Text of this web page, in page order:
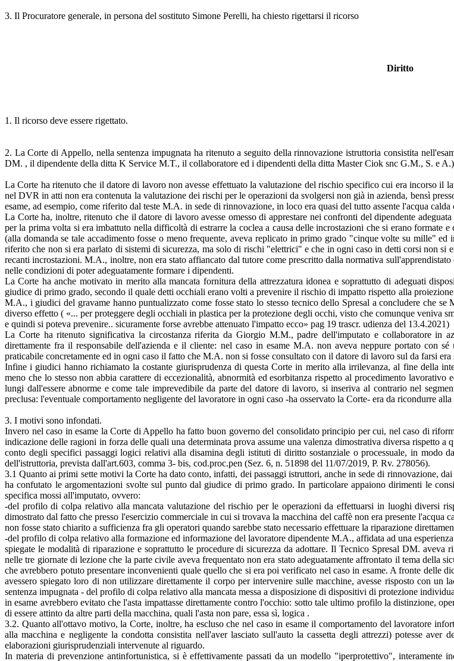
3. Il Procuratore generale, in persona del sostituto Simone Perelli, ha chiesto rigettarsi il ricorso
Diritto
1. Il ricorso deve essere rigettato.
2. La Corte di Appello, nella sentenza impugnata ha ritenuto a seguito della rinnovazione istruttoria consistita
DM. , il dipendente della ditta K Service M.T., il collaboratore ed i dipendenti della ditta Master Ciok snc G.M., S. e
La Corte ha ritenuto che il datore di lavoro non avesse effettuato la valutazione del rischio specifico cui era incorso il
nel DVR in atti non era contenuta la valutazione dei rischi per le operazioni da svolgersi non già in azienda, bensì
esame, ad esempio, come riferito dal teste M.A. in sede di rinnovazione, in loco era quasi del tutto assente l'acqua
La Corte ha, inoltre, ritenuto che il datore di lavoro avesse omesso di apprestare nei confronti del dipendente
per la prima volta si era imbattuto nella difficoltà di estrarre la coclea a causa delle incrostazioni che si erano formate
(alla domanda se tale accadimento fosse o meno frequente, aveva replicato in primo grado "cinque volte su mille"
riferito che non si era parlato di sistemi di sicurezza, ma solo di rischi "elettrici" e che in ogni caso in detti corsi non
recanti incrostazioni. M.A., inoltre, non era stato affiancato dal tutore come prescritto dalla normativa
nelle condizioni di poter adeguatamente formare i dipendenti.
La Corte ha anche motivato in merito alla mancata fornitura della attrezzatura idonea e soprattutto di adeguati
giudice di primo grado, secondo il quale detti occhiali erano volti a prevenire il rischio di impatto rispetto alla
M.A., i giudici del gravame hanno puntualizzato come fosse stato lo stesso tecnico dello Spresal a concludere che
diverso effetto ( «... per proteggere degli occhiali in plastica per la protezione degli occhi, visto che comunque veniva
e quindi si poteva prevenire.. sicuramente forse avrebbe attenuato l'impatto ecco» pag 19 trascr. udienza del 13.4.2021)
La Corte ha ritenuto significativa la circostanza riferita da Giorgio M.M., padre dell'imputato e collaboratore in
direttamente fra il responsabile dell'azienda e il cliente: nel caso in esame M.A. non aveva neppure portato con
praticabile concretamente ed in ogni caso il fatto che M.A. non si fosse consultato con il datore di lavoro sul da farsi
Infine i giudici hanno richiamato la costante giurisprudenza di questa Corte in merito alla irrilevanza, al fine della
meno che lo stesso non abbia carattere di eccezionalità, abnormità ed esorbitanza rispetto al procedimento
lungi dall'essere abnorme e come tale imprevedibile da parte del datore di lavoro, si inseriva al contrario nel
preclusa: l'eventuale comportamento negligente del lavoratore in ogni caso -ha osservato la Corte- era da ricondurre
3. I motivi sono infondati.
Invero nel caso in esame la Corte di Appello ha fatto buon governo del consolidato principio per cui, nel caso di
indicazione delle ragioni in forza delle quali una determinata prova assume una valenza dimostrativa diversa rispetto
conto degli specifici passaggi logici relativi alla disamina degli istituti di diritto sostanziale o processuale, in modo
dell'istruttoria, prevista dall'art.603, comma 3- bis, cod.proc.pen (Sez. 6, n. 51898 del 11/07/2019, P. Rv. 278056).
3.1 Quanto ai primi sette motivi la Corte ha dato conto, infatti, dei passaggi istruttori, anche in sede di rinnovazione,
ha confutato le argomentazioni svolte sul punto dal giudice di primo grado. In particolare appaiono dirimenti le
specifica mossi all'imputato, ovvero:
-del profilo di colpa relativo alla mancata valutazione del rischio per le operazioni da effettuarsi in luoghi diversi
dimostrato dal fatto che presso l'esercizio commerciale in cui si trovava la macchina del caffè non era presente
non fosse stato chiarito a sufficienza fra gli operatori quando sarebbe stato necessario effettuare la riparazione
-del profilo di colpa relativo alla formazione ed informazione del lavoratore dipendente M.A., affidata ad una
spiegate le modalità di riparazione e soprattutto le procedure di sicurezza da adottare. Il Tecnico Spresal DM.
nelle tre giornate di lezione che la parte civile aveva frequentato non era stato adeguatamente affrontato il tema della
che avrebbero potuto presentare inconvenienti quale quello che si era poi verificato nel caso in esame. A fronte delle
avessero spiegato loro di non utilizzare direttamente il corpo per intervenire sulle macchine, avesse risposto con
sentenza impugnata - del profilo di colpa relativo alla mancata messa a disposizione di dispositivi di protezione
in esame avrebbero evitato che l'asta impattasse direttamente contro l'occhio: sotto tale ultimo profilo la distinzione,
di essere attinto da altre parti della macchina, quali l'asta non pare, essa sì, logica .
3.2. Quanto all'ottavo motivo, la Corte, inoltre, ha escluso che nel caso in esame il comportamento del lavoratore
alla macchina e negligente la condotta consistita nell'aver lasciato sull'auto la cassetta degli attrezzi) potesse aver
elaborazioni giurisprudenziali intervenute al riguardo.
In materia di prevenzione antinfortunistica, si è effettivamente passati da un modello "iperprotettivo",